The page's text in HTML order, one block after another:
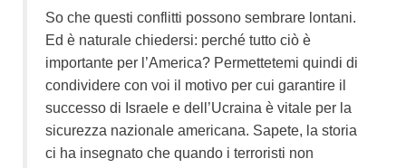
So che questi conflitti possono sembrare lontani.
Ed è naturale chiedersi: perché tutto ciò è
importante per l’America? Permettetemi quindi di
condividere con voi il motivo per cui garantire il
successo di Israele e dell’Ucraina è vitale per la
sicurezza nazionale americana. Sapete, la storia
ci ha insegnato che quando i terroristi non